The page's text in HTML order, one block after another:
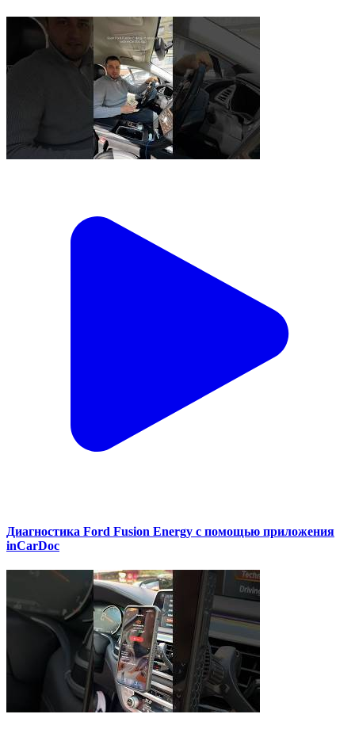
Диагностика Ford Fusion Energy с помощью приложения
inCarDoc